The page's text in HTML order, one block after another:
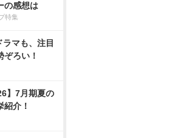
の感想は
特集
マも、注目
ぞろい！
】7月期夏の
紹介！